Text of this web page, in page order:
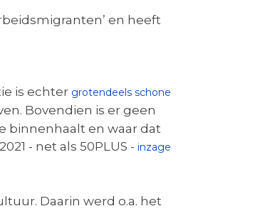
en heeft
is echter grotendeels schone
Bovendien is er geen
binnenhaalt en waar dat
- net als 50PLUS - inzage
Daarin werd o.a. het